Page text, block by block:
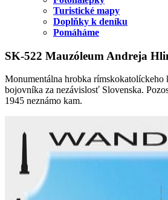
Turistické mapy
Doplňky k deníku
Pomáháme
SK-522 Mauzóleum Andreja
Monumentálna hrobka rímskokatolíckeho
bojovníka za nezávislosť Slovenska.
1945 neznámo kam.